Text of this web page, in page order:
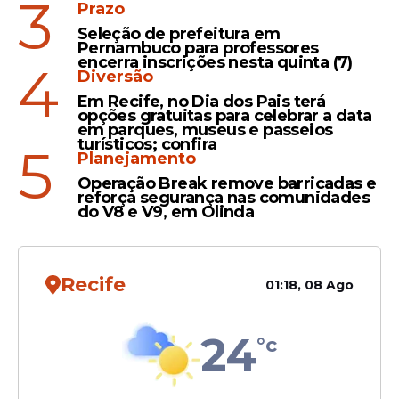
Retirado
Latam demite piloto
acusado de chefiar rede de
abuso sexual contra
crianças e adolescentes
3
Prazo
Seleção de prefeitura em
Pernambuco para professores
encerra inscrições nesta quinta (7)
4
Diversão
Em Recife, no Dia dos Pais terá
opções gratuitas para celebrar a data
em parques, museus e passeios
turísticos; confira
5
Planejamento
Operação Break remove barricadas e
reforça segurança nas comunidades
do V8 e V9, em Olinda
Recife 01:18, 08 Ago
24°c